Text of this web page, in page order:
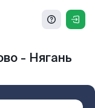
- Нягань